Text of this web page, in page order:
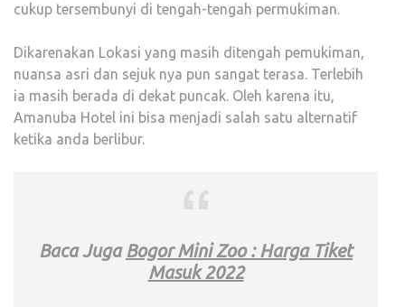
cukup tersembunyi di tengah-tengah permukiman.
Dikarenakan Lokasi yang masih ditengah pemukiman,
nuansa asri dan sejuk nya pun sangat terasa. Terlebih
ia masih berada di dekat puncak. Oleh karena itu,
Amanuba Hotel ini bisa menjadi salah satu alternatif
ketika anda berlibur.
Baca Juga Bogor Mini Zoo : Harga Tiket
Masuk 2022